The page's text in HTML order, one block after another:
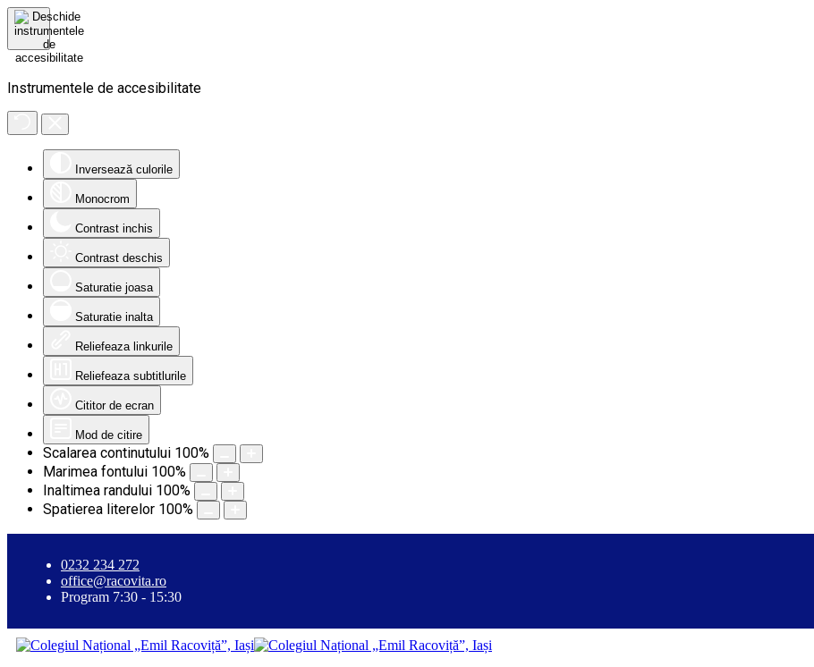
Instrumentele de accesibilitate
Inversează culorile
Monocrom
Contrast inchis
Contrast deschis
Saturatie joasa
Saturatie inalta
Reliefeaza linkurile
Reliefeaza subtitlurile
Cititor de ecran
Mod de citire
Scalarea continutului 100%
Marimea fontului 100%
Inaltimea randului 100%
Spatierea literelor 100%
0232 234 272
office@racovita.ro
Program 7:30 - 15:30